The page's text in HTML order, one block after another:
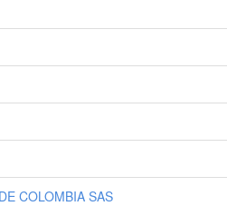
COLOMBIA SAS